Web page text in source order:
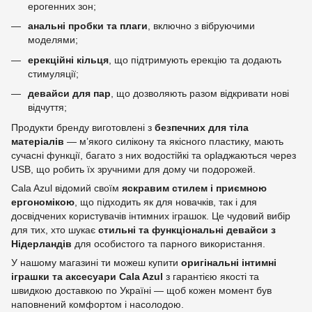
ерогенних зон;
анальні пробки та плаги, включно з вібруючими
моделями;
ерекційні кільця , що підтримують ерекцію та додають
стимуляції;
девайси для пар , що дозволяють разом відкривати нові
відчуття;
Продукти бренду виготовлені з безпечних для тіла
матеріалів — м’якого силікону та якісного пластику, мають
сучасні функції, багато з них водостійкі та оplaджаються через
USB, що робить їх зручними для дому чи подорожей.
Cala Azul відомий своїм яскравим стилем і приємною
ергономікою , що підходить як для новачків, так і для
досвідчених користувачів інтимних іграшок. Це чудовий вибір
для тих, хто шукає стильні та функціональні девайси з
Нідерландів для особистого та парного використання.
У нашому магазині ти можеш купити оригінальні інтимні
іграшки та аксесуари Cala Azul з гарантією якості та
швидкою доставкою по Україні — щоб кожен момент був
наповнений комфортом і насолодою.